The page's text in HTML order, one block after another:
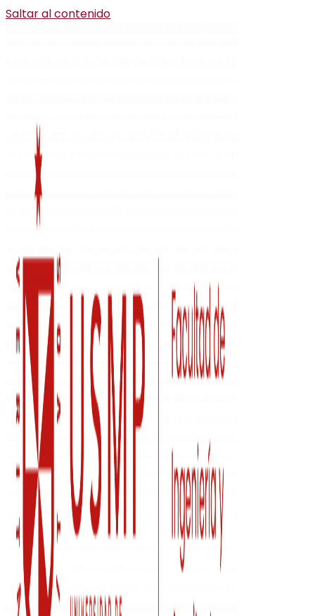
Saltar al contenido